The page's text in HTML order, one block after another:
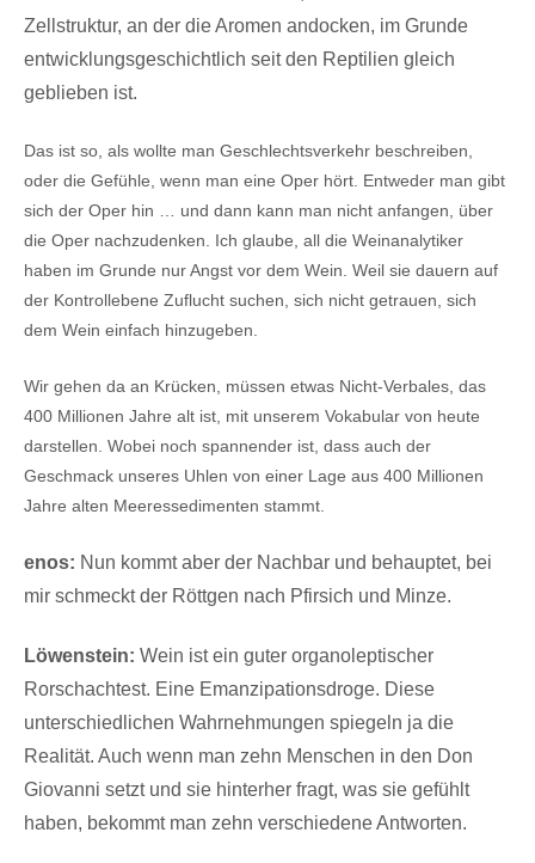
Zellstruktur, an der die Aromen andocken, im Grunde
entwicklungsgeschichtlich seit den Reptilien gleich
geblieben ist.
Das ist so, als wollte man Geschlechtsverkehr beschreiben,
oder die Gefühle, wenn man eine Oper hört. Entweder man gibt
sich der Oper hin … und dann kann man nicht anfangen, über
die Oper nachzudenken. Ich glaube, all die Weinanalytiker
haben im Grunde nur Angst vor dem Wein. Weil sie dauern auf
der Kontrollebene Zuflucht suchen, sich nicht getrauen, sich
dem Wein einfach hinzugeben.
Wir gehen da an Krücken, müssen etwas Nicht-Verbales, das
400 Millionen Jahre alt ist, mit unserem Vokabular von heute
darstellen. Wobei noch spannender ist, dass auch der
Geschmack unseres Uhlen von einer Lage aus 400 Millionen
Jahre alten Meeressedimenten stammt.
enos: Nun kommt aber der Nachbar und behauptet, bei
mir schmeckt der Röttgen nach Pfirsich und Minze.
Löwenstein: Wein ist ein guter organoleptischer
Rorschachtest. Eine Emanzipationsdroge. Diese
unterschiedlichen Wahrnehmungen spiegeln ja die
Realität. Auch wenn man zehn Menschen in den Don
Giovanni setzt und sie hinterher fragt, was sie gefühlt
haben, bekommt man zehn verschiedene Antworten.